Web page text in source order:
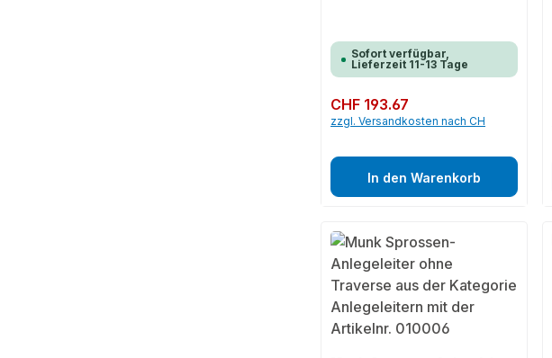
Sofort verfügbar,
Lieferzeit 11-13 Tage
Regulärer Preis:
CHF 193.67
zzgl. Versandkosten nach CH
In den Warenkorb